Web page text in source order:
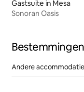
Gastsuite in Mesa
Sonoran Oasis
Andere